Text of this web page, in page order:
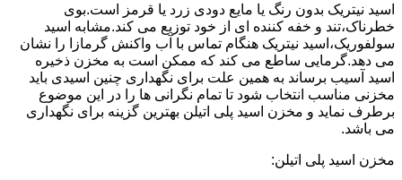
اسید نیتریک بدون رنگ یا مایع دودی زرد یا قرمز است.بوی
خطرناک،تند و خفه کننده ای از خود توزیع می کند.مشابه اسید
سولفوریک،اسید نیتریک هنگام تماس با آب واکنش گرمازا را نشان
می دهد.گرمایی ساطع می کند که ممکن است به مخزن ذخیره
اسید آسیب برساند به همین علت برای نگهداری چنین اسیدی باید
مخزنی مناسب انتخاب شود تا تمام نگرانی ها را در این موضوع
برطرف نماید و مخزن اسید پلی اتیلن بهترین گزینه برای نگهداری
می باشد.
مخزن اسید پلی اتیلن: